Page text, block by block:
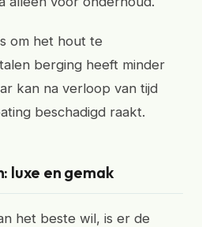
om het hout te
berging heeft minder
kan na verloop van tijd
beschadigd raakt.
luxe en gemak
het beste wil, is er de